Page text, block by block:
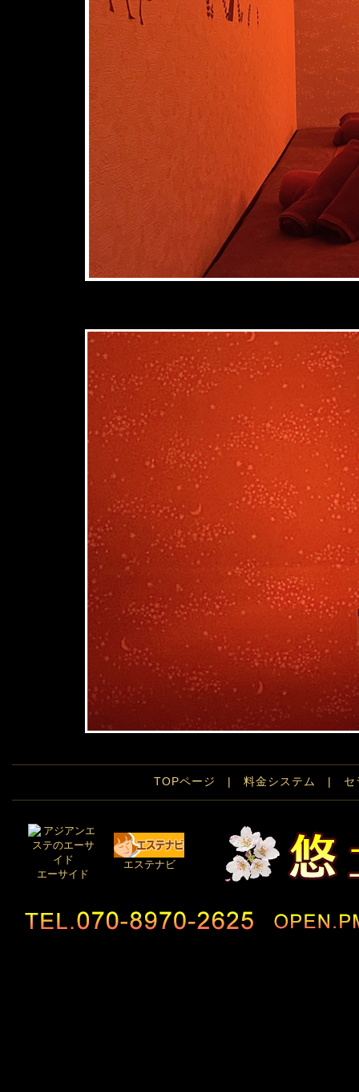
TOPページ | 料金システム | セ
エーサイド
エステナビ